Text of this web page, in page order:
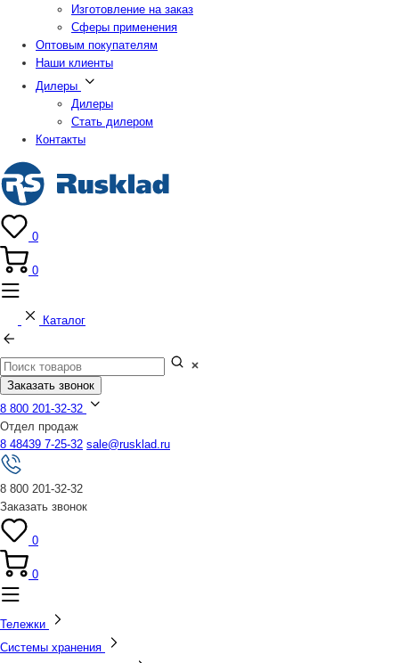
Изготовление на заказ
Сферы применения
Оптовым покупателям
Наши клиенты
Дилеры
Дилеры
Стать дилером
Контакты
0
0
Каталог
Заказать звонок
8 800 201-32-32
Отдел продаж
8 48439 7-25-32 sale@rusklad.ru
8 800 201-32-32
Заказать звонок
0
0
Тележки
Системы хранения